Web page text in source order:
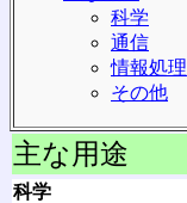
科学
通信
情報処理
その他
主な用途
科学